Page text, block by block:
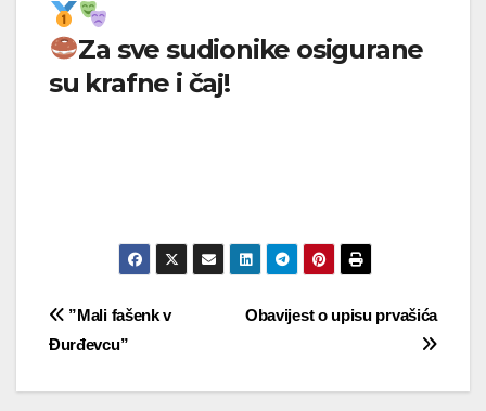
Za sve sudionike osigurane
su krafne i čaj!
Navigacija
Obavijest o upisu prvašića
”Mali fašenk v
Đurđevcu”